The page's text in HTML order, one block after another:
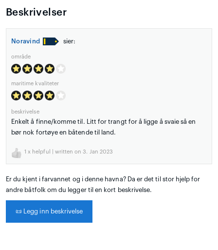
Beskrivelser
Noravind sier:
område
maritime kvaliteter
beskrivelse
Enkelt å finne/komme til. Litt for trangt for å ligge å svaie så en
bør nok fortøye en båtende til land.
1 x helpful | written on 3. Jan 2023
Er du kjent i farvannet og i denne havna? Da er det til stor hjelp for
andre båtfolk om du legger til en kort beskrivelse.
📜 Legg inn beskrivelse